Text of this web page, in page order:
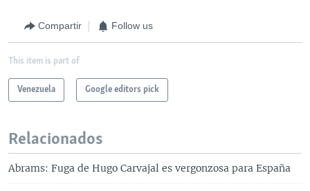
Compartir Follow us
This item is part of
Venezuela Google editors pick
Relacionados
Abrams: Fuga de Hugo Carvajal es vergonzosa para España